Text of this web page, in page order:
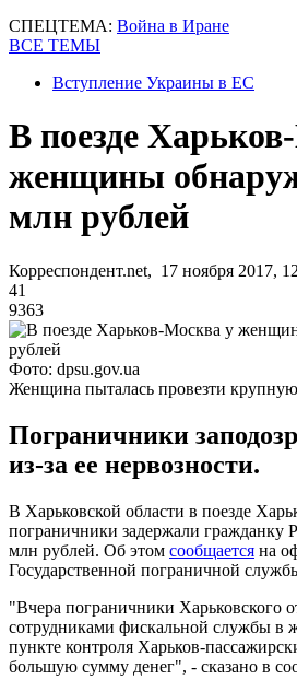
СПЕЦТЕМА: Война в Иране
ВСЕ ТЕМЫ
Вступление Украины в ЕС
В поезде
женщины
млн рублей
Корреспондент.net, 17 ноября 2017,
41
9363
Фото: dpsu.gov.ua
Женщина пыталась провезти
Пограничники
из-за ее нервозности.
В Харьковской области в поезде
пограничники задержали гражданку
млн рублей. Об этом сообщается на
Государственной пограничной
"Вчера пограничники Харьковского
сотрудниками фискальной службы в
пункте контроля Харьков-
большую сумму денег", - сказано в